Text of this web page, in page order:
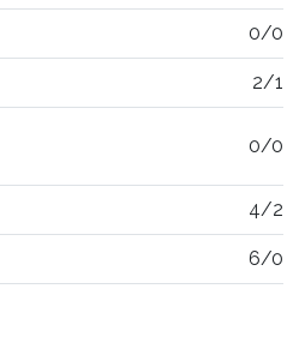
0/0
2/1
0/0
4/2
6/0